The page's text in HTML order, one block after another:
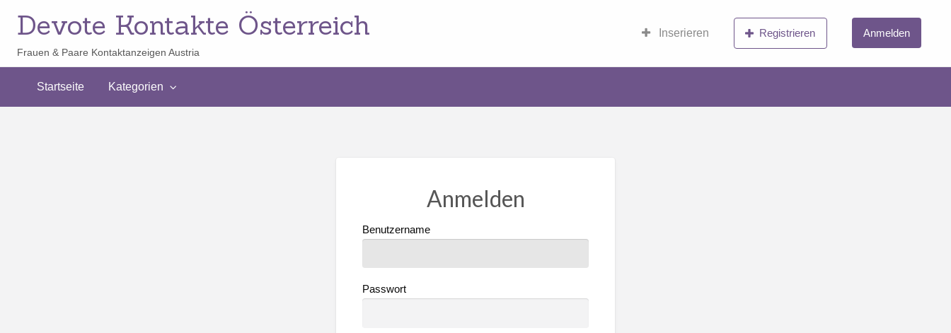
Devote Kontakte Österreich
Frauen & Paare Kontaktanzeigen Austria
Inserieren Registrieren Anmelden
Startseite Kategorien
Anmelden
Benutzername
Passwort